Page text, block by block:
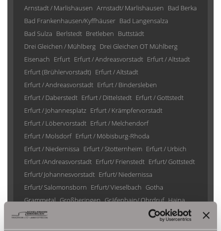
Arnstadt / Marlishausen Arnstadt/ Marlishausen Bad Berka
Bad Frankenhausen/Kyffhäuser Bad Langensalza
Bad Sulza Berlstedt Bretleben Buttstädt
Drei Gleichen / Mühlberg Drei Gleichen OT Mühlberg
Eisenach Erfurt Erfurt / Andreasvorstadt Erfurt / Altstadt
Erfurt (Brühlervorstadt) Erfurt / Altstadt
Erfurt / Andreasvorstadt Erfurt / Bindersleben
Erfurt / Daberstedt Erfurt / Dittelstedt Erfurt / Gottstedt
Erfurt / Johannesplatz Erfurt / Krämpfervorstadt
Erfurt / Löbervorstadt Erfurt / Melchendorf
Erfurt / Molsdorf Erfurt / Möbisburg-Rhoda
Erfurt / Niedernissa Erfurt / Stotternheim Erfurt / Urbich
Erfurt /Andreasvorstadt Erfurt/ Frienstedt Erfurt/ Gottstedt
Erfurt/ Johannesvorstadt Erfurt/ Niedernissa
Erfurt/ Salomonsborn Erfurt/ Vieselbach Gotha
Grammetal Großheringen Gräfenhain/ Ohrdruf Haina
Herbsleben